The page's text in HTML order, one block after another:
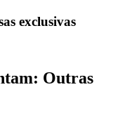
exclusivas
Outras